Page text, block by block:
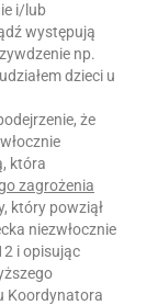
i/lub
występują
np.
dzieci u
że
która
zagrożenia
który powziął
niezwłocznie
i opisując
Koordynatora